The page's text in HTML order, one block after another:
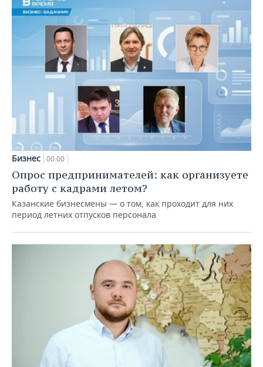
Бизнес 00:00
Опрос предпринимателей: как организуете
работу с кадрами летом?
Казанские бизнесмены — о том, как проходит для них
период летних отпусков персонала